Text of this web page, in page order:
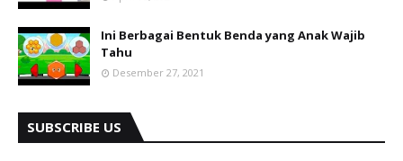
Ini Berbagai Bentuk Benda yang Anak Wajib
Tahu
Desember 27, 2021
SUBSCRIBE US